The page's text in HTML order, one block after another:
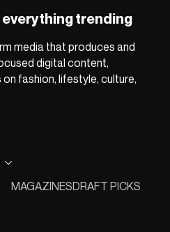
trending
media that produces and
digital content,
fashion, lifestyle, culture,
MAGAZINESDRAFT PICKS